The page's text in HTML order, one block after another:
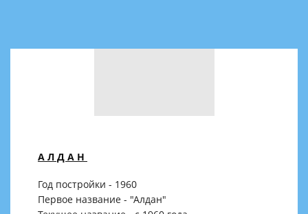
АЛДАН
Год постройки - 1960
Первое название - "Алдан"